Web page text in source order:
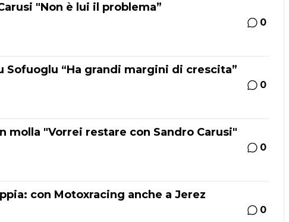
"Non è lui il problema”
0
Sofuoglu “Ha grandi margini di crescita”
0
molla "Vorrei restare con Sandro Carusi"
0
con Motoxracing anche a Jerez
0